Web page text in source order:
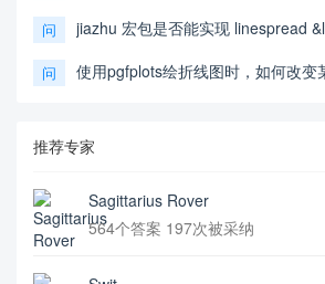
问 jiazhu 宏包是否能实现 linespread
问 使用pgfplots绘折线图时，如何改变
推荐专家
Sagittarius Rover
564个答案 197次被采纳